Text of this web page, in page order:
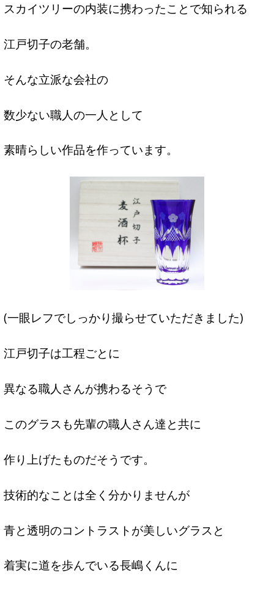
スカイツリーの内装に携わったことで知られる
江戸切子の老舗。
そんな立派な会社の
数少ない職人の一人として
素晴らしい作品を作っています。
(一眼レフでしっかり撮らせていただきました)
江戸切子は工程ごとに
異なる職人さんが携わるそうで
このグラスも先輩の職人さん達と共に
作り上げたものだそうです。
技術的なことは全く分かりませんが
青と透明のコントラストが美しいグラスと
着実に道を歩んでいる長嶋くんに